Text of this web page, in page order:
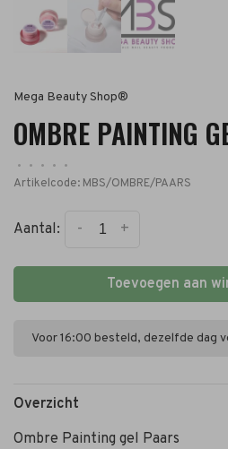
Mega Beauty Shop®
OMBRE PAINTING
• • • •
•
Artikelcode: MBS/OMBRE/PAARS
Aantal: +
-
Toevoegen aan
Voor 16:00 besteld, dezelfde dag
Overzicht
Ombre Painting gel Paars